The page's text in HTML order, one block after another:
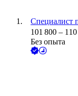
Специалист
101 800 –
Без опыта